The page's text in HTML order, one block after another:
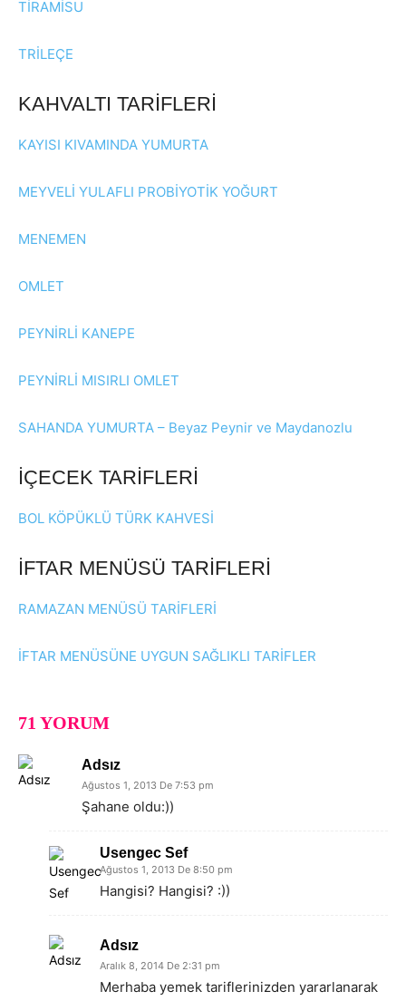
TİRAMİSU
TRİLEÇE
KAHVALTI TARİFLERİ
KAYISI KIVAMINDA YUMURTA
MEYVELİ YULAFLI PROBİYOTİK YOĞURT
MENEMEN
OMLET
PEYNİRLİ KANEPE
PEYNİRLİ MISIRLI OMLET
SAHANDA YUMURTA – Beyaz Peynir ve Maydanozlu
İÇECEK TARİFLERİ
BOL KÖPÜKLÜ TÜRK KAHVESİ
İFTAR MENÜSÜ TARİFLERİ
RAMAZAN MENÜSÜ TARİFLERİ
İFTAR MENÜSÜNE UYGUN SAĞLIKLI TARİFLER
71 YORUM
Adsız
Ağustos 1, 2013 De 7:53 pm
Şahane oldu:))
Usengec Sef
Ağustos 1, 2013 De 8:50 pm
Hangisi? Hangisi? :))
Adsız
Aralık 8, 2014 De 2:31 pm
Merhaba yemek tariflerinizden yararlanarak